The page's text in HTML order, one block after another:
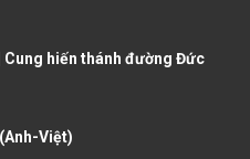
Cung hiến thánh đường Đức
Việt)